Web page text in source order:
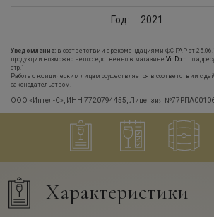
Год: 2021
Уведомление: в соответствии с рекомендациями ФС РАР от
продукции возможно непосредственно в магазине VinDom по
стр.1
Работа с юридическим лицам осуществляется в соответствии с
законодательством.
ООО «Интел-С», ИНН 7720794455, Лицензия
Характеристики